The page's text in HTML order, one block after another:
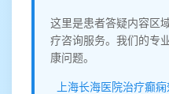
这里是患者答疑内容区
疗咨询服务。我们的专
康问题。
上海长海医院治疗癫